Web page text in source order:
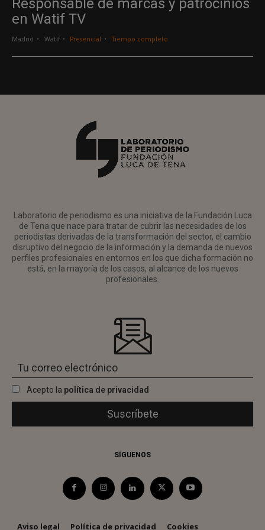
Responsable de marcas y patrocinios
en Watif TV
Madrid Watif Presencial Tiempo completo
Laboratorio de periodismo es una iniciativa de la Fundación Luca
de Tena que nace para tratar de cubrir las necesidades de los
periodistas derivadas de la transformación del sector, el cambio
disruptivo del negocio de la información y la demanda de nuevos
perfiles profesionales en entornos en los que dicha formación no
está, en la mayoría de los casos, al alcance de los nuevos
profesionales.
Acepto la política de privacidad
SÍGUENOS
Aviso legal Política de privacidad Cookies